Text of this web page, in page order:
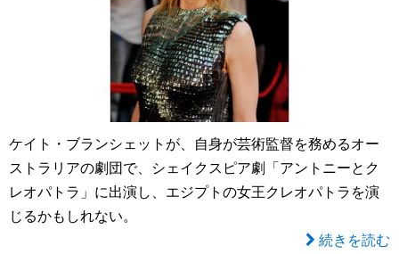
ケイト・ブランシェットが、自身が芸術監督を務めるオー
ストラリアの劇団で、シェイクスピア劇「アントニーとク
レオパトラ」に出演し、エジプトの女王クレオパトラを演
じるかもしれない。
続きを読む